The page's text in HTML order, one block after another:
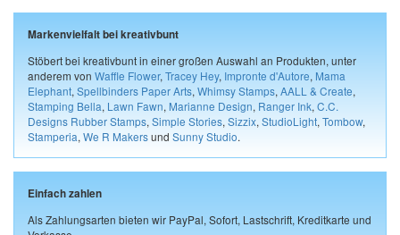
Markenvielfalt bei kreativbunt
Stöbert bei kreativbunt in einer großen Auswahl an Produkten, unter
anderem von Waffle Flower, Tracey Hey, Impronte d'Autore, Mama
Elephant, Spellbinders Paper Arts, Whimsy Stamps, AALL & Create,
Stamping Bella, Lawn Fawn, Marianne Design, Ranger Ink, C.C.
Designs Rubber Stamps, Simple Stories, Sizzix, StudioLight, Tombow,
Stamperia, We R Makersund Sunny Studio.
Einfach zahlen
Als Zahlungsarten bieten wir PayPal, Sofort, Lastschrift, Kreditkarte und